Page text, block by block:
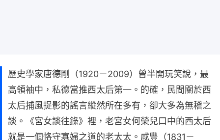
歷史學家唐德剛（1920－2009）曾半開玩笑說，最
高領袖中，私德當推西太后第一。的確，民間關於西
太后捕風捉影的謠言縱然所在多有，卻大多為無稽之
談。《宮女談往錄》裡，老宮女何榮兒口中的西太后
就是一個恪守寡婦之道的老太太。咸豐（1831－